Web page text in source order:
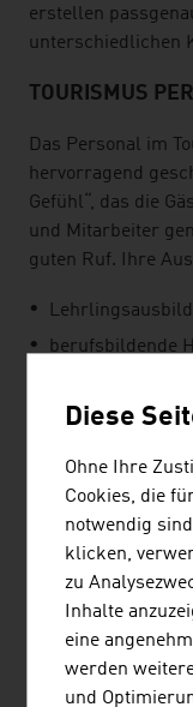
erstellen
unterschiedlichen
TOURISMUS
Das Personal im
hervorragend
Gefühl“, das die
und Mitarbeiter
guten Ruf. Ihre
berufsbildende
Modul-
NACHHALTIGKEIT
Einer der
als Ziel zu
Deshalb ist es
nachhaltiges
So sind zum
Diese
Ohne Ihre
Cookies, die
notwendig
klicken,
zu
Inhalte
eine
werden
und